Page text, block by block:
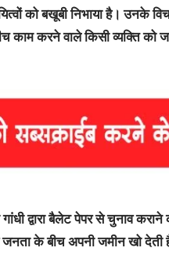
को बखूबी निभाया है। उनके
करने वाले किसी व्यक्ति को जब
द्वारा बैलेट पेपर से चुनाव कराने
के बीच अपनी जमीन खो देती